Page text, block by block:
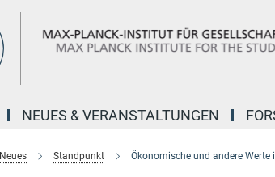
NEUES & VERANSTALTUNGEN
Neues Standpunkt Ökonomische und andere